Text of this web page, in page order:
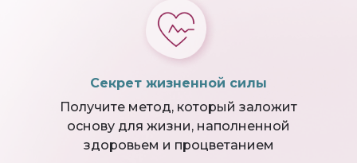
Секрет жизненной силы
Получите метод, который заложит
основу для жизни, наполненной
здоровьем и процветанием